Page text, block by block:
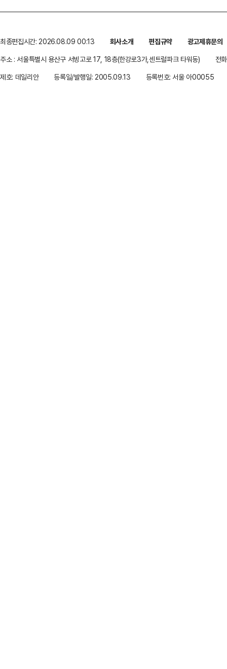
최종편집시간: 2026.08.09 00:13 회사소개 편집규약
광고제휴문의
주소 : 서울특별시 용산구 서빙고로 17, 18층(한강로3가,센트럴파크 타워동)
전
제호: 데일리안
등록일/발행일: 2005.09.13 등록번호: 서울 아00055